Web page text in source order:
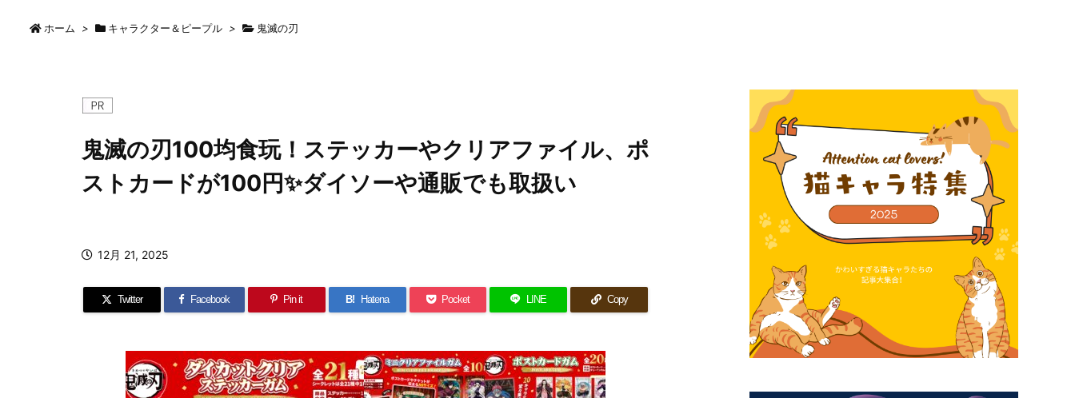
ホーム > キャラクター＆ピープル > 鬼滅の刃
鬼滅の刃100均食玩！ステッカーやクリアファイル、ポ
ストカードが100円✨ダイソーや通販でも取扱い
12月 21, 2025
Twitter Facebook Pin it B! Hatena Pocket LINE Copy